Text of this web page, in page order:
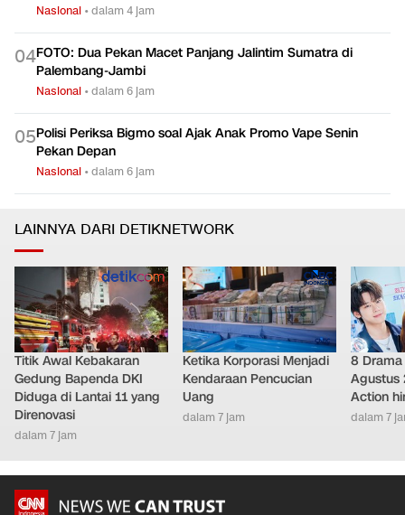
Nasional •dalam 4 jam
04FOTO: Dua Pekan Macet Panjang Jalintim Sumatra di
Palembang-Jambi
Nasional •dalam 6 jam
05Polisi Periksa Bigmo soal Ajak Anak Promo Vape Senin
Pekan Depan
Nasional •dalam 6 jam
LAINNYA DARI DETIKNETWORK
Titik Awal Kebakaran
Gedung Bapenda DKI
Diduga di Lantai 11 yang
Direnovasi
dalam 7 jam
Ketika Korporasi Menjadi
Kendaraan Pencucian
Uang
dalam 7 jam
8 Drama
Agustus
Action
dalam 7